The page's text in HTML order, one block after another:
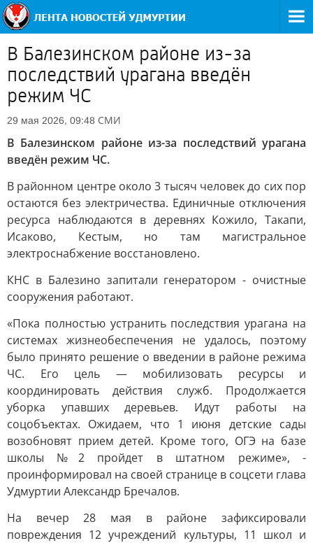
В Балезинском районе из-за
последствий урагана введён
режим ЧС
29 мая 2026, 09:48 СМИ
В Балезинском районе из-за последствий урагана
введён режим ЧС.
В районном центре около 3 тысяч человек до сих пор
остаются без электричества. Единичные отключения
ресурса наблюдаются в деревнях Кожило, Такапи,
Исаково, Кестым, но там магистральное
электроснабжение восстановлено.
КНС в Балезино запитали генератором - очистные
сооружения работают.
«Пока полностью устранить последствия урагана на
системах жизнеобеспечения не удалось, поэтому
было принято решение о введении в районе режима
ЧС. Его цель — мобилизовать ресурсы и
координировать действия служб. Продолжается
уборка упавших деревьев. Идут работы на
соцобъектах. Ожидаем, что 1 июня детские сады
возобновят прием детей. Кроме того, ОГЭ на базе
школы №2 пройдет в штатном режиме», -
проинформировал на своей странице в соцсети глава
Удмуртии Александр Бречалов.
На вечер 28 мая в районе зафиксировали
повреждения 12 учреждений культуры, 11 школ и